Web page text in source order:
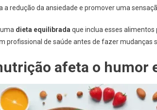
a redução da ansiedade e promover uma
dieta equilibrada que inclua esses
profissional de saúde antes de fazer mudanças
afeta o humor